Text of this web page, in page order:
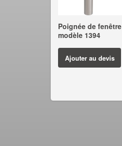
Poignée de fenêtre
modèle 1394
Ajouter au devis